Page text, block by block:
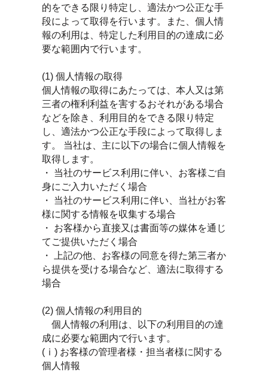
的をできる限り特定し、適法かつ公正な手
段によって取得を行います。また、個人情
報の利用は、特定した利用目的の達成に必
要な範囲内で行います。
(1) 個人情報の取得
個人情報の取得にあたっては、本人又は第
三者の権利利益を害するおそれがある場合
などを除き、利用目的をできる限り特定
し、適法かつ公正な手段によって取得しま
す。 当社は、主に以下の場合に個人情報を
取得します。
・ 当社のサービス利用に伴い、お客様ご自
身にご入力いただく場合
・ 当社のサービス利用に伴い、当社がお客
様に関する情報を収集する場合
・ お客様から直接又は書面等の媒体を通じ
てご提供いただく場合
・ 上記の他、お客様の同意を得た第三者か
ら提供を受ける場合など、適法に取得する
場合
(2) 個人情報の利用目的
個人情報の利用は、以下の利用目的の達
成に必要な範囲内で行います。
(ⅰ) お客様の管理者様・担当者様に関する
個人情報